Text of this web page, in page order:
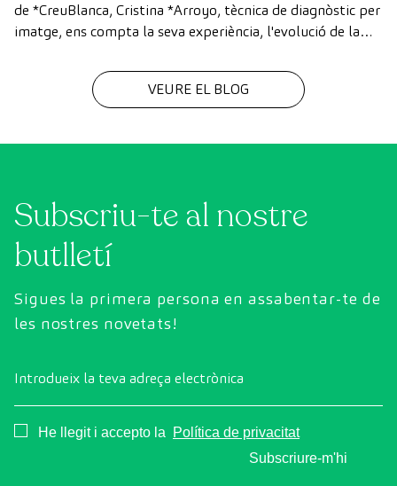
de *CreuBlanca, Cristina *Arroyo, tècnica de diagnòstic per
imatge, ens compta la seva experiència, l'evolució de la
cada diagnòstic
VEURE EL BLOG
Subscriu-te al nostre
butlletí
Sigues la primera persona en assabentar-te de
les nostres novetats!
Introdueix la teva adreça electrònica
Consentimiento
He llegit i accepto la
Política de privacitat
Subscriure-m'hi